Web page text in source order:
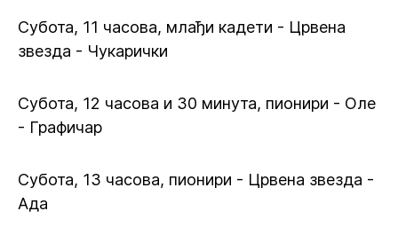
Субота, 11 часова, млађи кадети - Црвена
звезда - Чукарички
Субота, 12 часова и 30 минута, пионири - Оле
- Графичар
Субота, 13 часова, пионири - Црвена звезда -
Ада